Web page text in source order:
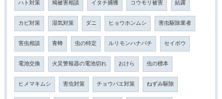
ハト対策 鳩被害相談 イタチ捕獲 コウモリ被害 結露
カビ対策 湿気対策 ダニ ヒョウホンムシ 害虫駆除業者
害虫相談 青蜂 虫の特定 ルリモンハナバチ セイボウ
電池交換 火災警報器の電池切れ おけら 虫の標本
ヒメマキムシ 害虫対策 チョウバエ対策 ねずみ駆除